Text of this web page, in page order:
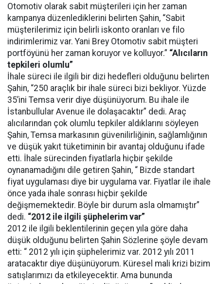
Otomotiv olarak sabit müşterileri için her zaman
kampanya düzenlediklerini belirten Şahin, “Sabit
müşterilerimiz için belirli iskonto oranları ve filo
indirimlerimiz var. Yani Brey Otomotiv sabit müşteri
portföyünü her zaman koruyor ve kolluyor.” “Alıcıların
tepkileri olumlu”
İhale süreci ile ilgili bir dizi hedefleri olduğunu belirten
Şahin, “250 araçlık bir ihale süreci bizi bekliyor. Yüzde
35’ini Temsa verir diye düşünüyorum. Bu ihale ile
İstanbullular Avenue ile dolaşacaktır” dedi. Araç
alıcılarından çok olumlu tepkiler aldıklarını söyleyen
Şahin, Temsa markasının güvenilirliğinin, sağlamlığının
ve düşük yakıt tüketiminin bir avantaj olduğunu ifade
etti. İhale sürecinden fiyatlarla hiçbir şekilde
oynanamadığını dile getiren Şahin, “ Bizde standart
fiyat uygulaması diye bir uygulama var. Fiyatlar ile ihale
önce yada ihale sonrası hiçbir şekilde
değişmemektedir. Böyle bir durum asla olmamıştır”
dedi. “2012 ile ilgili şüphelerim var”
2012 ile ilgili beklentilerinin geçen yıla göre daha
düşük olduğunu belirten Şahin Sözlerine şöyle devam
etti: “ 2012 yılı için şüphelerimiz var. 2012 yılı 2011
aratacaktır diye düşünüyorum. Küresel mali krizi bizim
satışlarımızı da etkileyecektir. Ama bununda